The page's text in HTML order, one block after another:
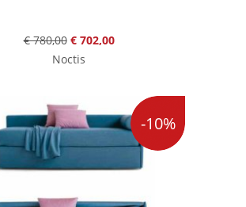
€ 780,00 € 702,00
Noctis
-10%